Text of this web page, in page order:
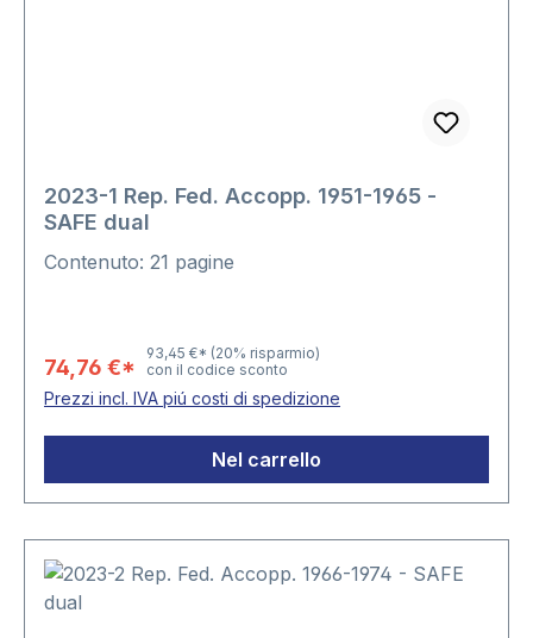
2023-1 Rep. Fed. Accopp. 1951-1965 -
SAFE dual
Contenuto: 21 pagine
74,76 €*
93,45 €* (20% risparmio)
con il codice sconto
Prezzi incl. IVA piú costi di spedizione
Nel carrello